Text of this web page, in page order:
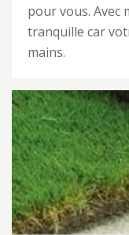
pour vous. Avec
tranquille car
mains.